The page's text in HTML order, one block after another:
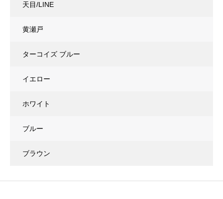
天目/LINE
黄瀬戸
ターコイズ ブルー
イエロー
ホワイト
ブルー
ブラウン